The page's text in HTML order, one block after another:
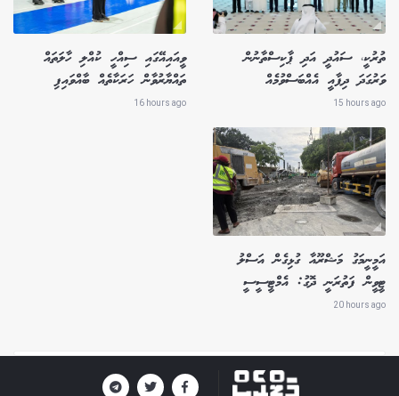
ތުރުކީ، ސައުދީ އަދި ޕާކިސްތާނުން
ވަރުގަދަ ދިފާއީ އެއްބަސްވުމެއް
15 hours ago
ވީއައިއޭގައި ސިއްހީ ކުއްލި ހާލަތައް
ތައްޔާރުވާން ހަރަކާތެއް ބާއްވައިފި
16 hours ago
އަމީނީމަގު މަޝްރޫއާ ގުޅިގެން އަސްލު
ޓީވީން ފަތުރަނީ ދޮގު: އެމްޓީސީސީ
20 hours ago